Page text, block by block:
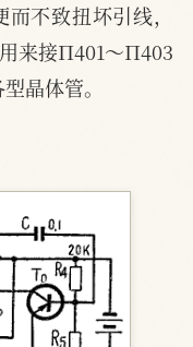
不致扭坏引线，
来接П401～П403
晶体管。